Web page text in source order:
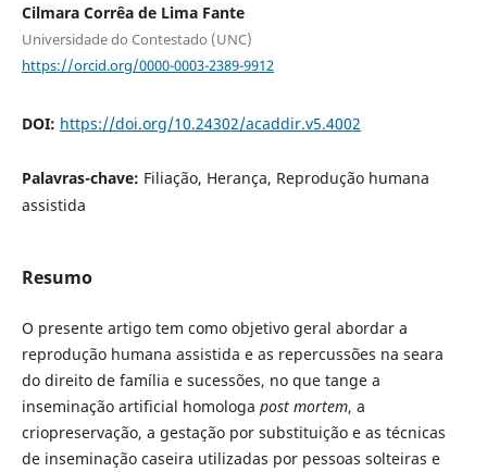
Cilmara Corrêa de Lima Fante
Universidade do Contestado (UNC)
https://orcid.org/0000-0003-2389-9912
DOI: https://doi.org/10.24302/acaddir.v5.4002
Palavras-chave: Filiação, Herança, Reprodução humana
assistida
Resumo
O presente artigo tem como objetivo geral abordar a
reprodução humana assistida e as repercussões na seara
do direito de família e sucessões, no que tange a
inseminação artificial homologa post mortem, a
criopreservação, a gestação por substituição e as técnicas
de inseminação caseira utilizadas por pessoas solteiras e